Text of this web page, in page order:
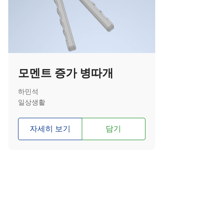
모멘트 증가 병따개
하민석
일상생활
자세히 보기 담기